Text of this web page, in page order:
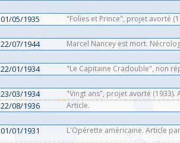
01/05/1935 "Folies et Prince", projet avorté
22/07/1944 Marcel Nancey est mort.
22/01/1934 "Le Capitaine Cradouble", non
23/03/1934
"Vingt ans", projet avorté (1933).
22/08/1936 Article.
01/01/1931
L'Opérette américaine. Article